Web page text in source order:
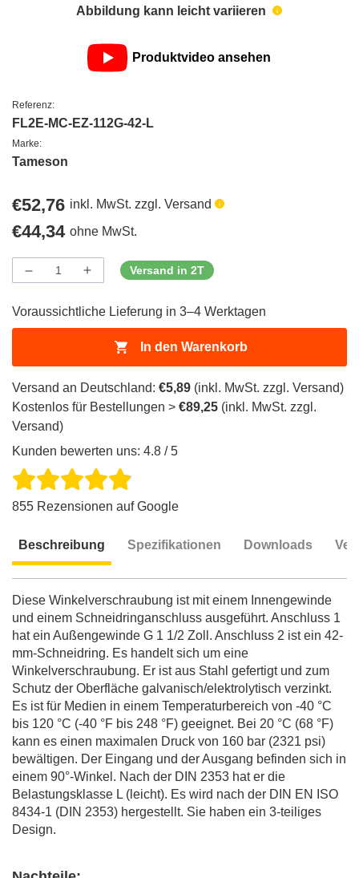
Abbildung kann leicht variieren
Produktvideo ansehen
Referenz:
FL2E-MC-EZ-112G-42-L
Marke:
Tameson
Regulärer
Preis
€52,76 inkl. MwSt. zzgl. Versand
Regulärer
Preis
€44,34 ohne MwSt.
Menge
Menge
verringern
ProductDrop
Menge
erhöhen
ProductDrop
Versand in 2T
Voraussichtliche Lieferung in 3–4 Werktagen
In den Warenkorb
Versand an Deutschland: €5,89 (inkl. MwSt. zzgl. Versand)
Kostenlos für Bestellungen > €89,25 (inkl. MwSt. zzgl.
Versand)
Kunden bewerten uns: 4.8 / 5
855 Rezensionen auf Google
Beschreibung Spezifikationen Downloads
Diese Winkelverschraubung ist mit einem Innengewinde
und einem Schneidringanschluss ausgeführt. Anschluss 1
hat ein Außengewinde G 1 1/2 Zoll. Anschluss 2 ist ein 42-
mm-Schneidring. Es handelt sich um eine
Winkelverschraubung. Er ist aus Stahl gefertigt und zum
Schutz der Oberfläche galvanisch/elektrolytisch verzinkt.
Es ist für Medien in einem Temperaturbereich von -40 °C
bis 120 °C (-40 °F bis 248 °F) geeignet. Bei 20 °C (68 °F)
kann es einen maximalen Druck von 160 bar (2321 psi)
bewältigen. Der Eingang und der Ausgang befinden sich in
einem 90°-Winkel. Nach der DIN 2353 hat er die
Belastungsklasse L (leicht). Es wird nach der DIN EN ISO
8434-1 (DIN 2353) hergestellt. Sie haben ein 3-teiliges
Design.